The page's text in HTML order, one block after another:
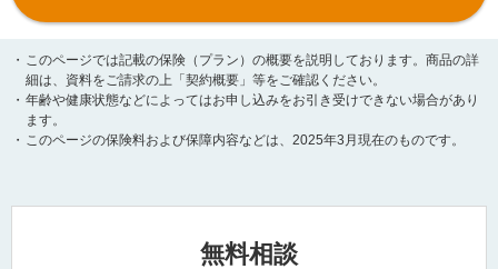
・ このページでは記載の保険（プラン）の概要を説明しております。商品の詳
細は、資料をご請求の上「契約概要」等をご確認ください。
・ 年齢や健康状態などによってはお申し込みをお引き受けできない場合があり
ます。
・ このページの保険料および保障内容などは、2025年3月現在のものです。
無料相談